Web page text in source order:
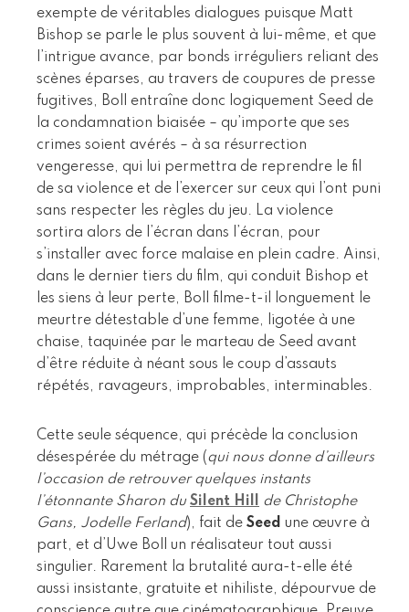
exempte de véritables dialogues puisque Matt
Bishop se parle le plus souvent à lui-même, et que
l’intrigue avance, par bonds irréguliers reliant des
scènes éparses, au travers de coupures de presse
fugitives, Boll entraîne donc logiquement Seed de
la condamnation biaisée – qu’importe que ses
crimes soient avérés – à sa résurrection
vengeresse, qui lui permettra de reprendre le fil
de sa violence et de l’exercer sur ceux qui l’ont puni
sans respecter les règles du jeu. La violence
sortira alors de l’écran dans l’écran, pour
s’installer avec force malaise en plein cadre. Ainsi,
dans le dernier tiers du film, qui conduit Bishop et
les siens à leur perte, Boll filme-t-il longuement le
meurtre détestable d’une femme, ligotée à une
chaise, taquinée par le marteau de Seed avant
d’être réduite à néant sous le coup d’assauts
répétés, ravageurs, improbables, interminables.
Cette seule séquence, qui précède la conclusion
désespérée du métrage (qui nous donne d’ailleurs
l’occasion de retrouver quelques instants
l’étonnante Sharon du Silent Hill
de Christophe
Gans, Jodelle Ferland), fait de Seed une œuvre à
part, et d’Uwe Boll un réalisateur tout aussi
singulier. Rarement la brutalité aura-t-elle été
aussi insistante, gratuite et nihiliste, dépourvue de